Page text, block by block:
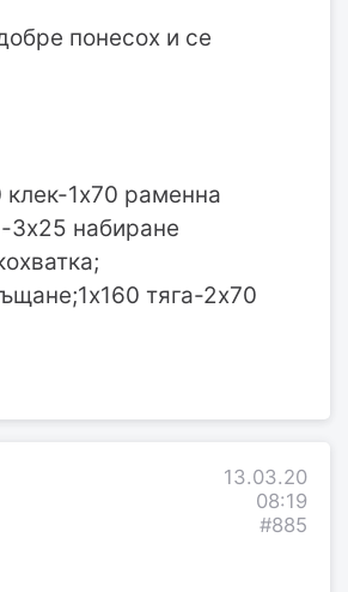
понесох и се
клек-1х70 раменна
3х25 набиране
тяга-2х70
13.03.20
08:19
#885